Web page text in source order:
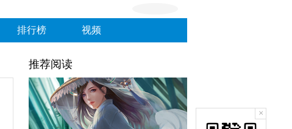
排行榜 视频
手机订阅
推荐阅读
×